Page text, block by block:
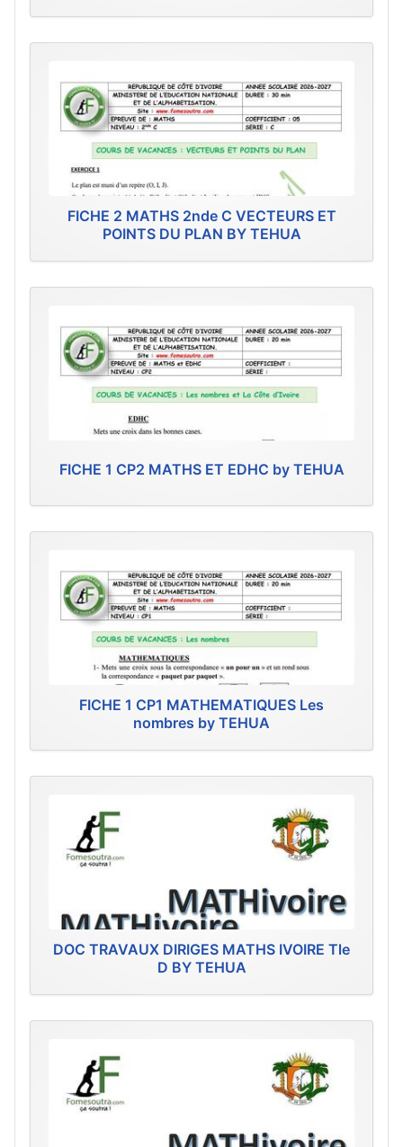
FICHE 2 MATHS 2nde C VECTEURS ET
POINTS DU PLAN BY TEHUA
FICHE 1 CP2 MATHS ET EDHC by TEHUA
FICHE 1 CP1 MATHEMATIQUES Les
nombres by TEHUA
DOC TRAVAUX DIRIGES MATHS IVOIRE Tle
D BY TEHUA